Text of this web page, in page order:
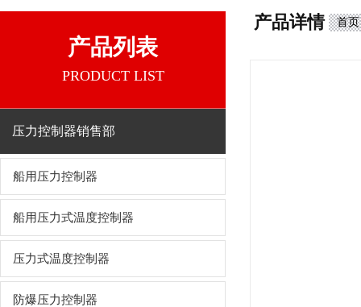
产品列表
PRODUCT LIST
压力控制器销售部
船用压力控制器
船用压力式温度控制器
压力式温度控制器
防爆压力控制器
产品详情 首页